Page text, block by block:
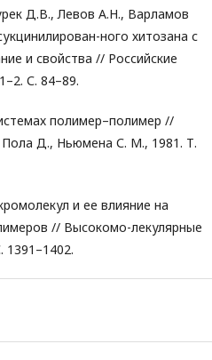
Д.В., Левов А.Н., Варламов
ного хитозана с
и свойства // Российские
С. 84–89.
полимер–полимер //
Д., Ньюмена С. М., 1981. Т.
и ее влияние на
// Высокомо-лекулярные
1391–1402.